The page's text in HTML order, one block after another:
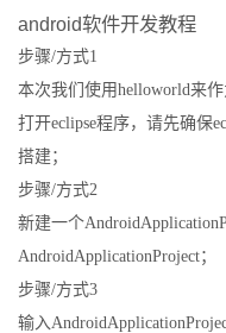
android软件开发教程
步骤/方式1
本次我们使用helloworld来作
打开eclipse程序，请先确保
搭建；
步骤/方式2
新建一个
AndroidApplicationProject；
步骤/方式3
输入